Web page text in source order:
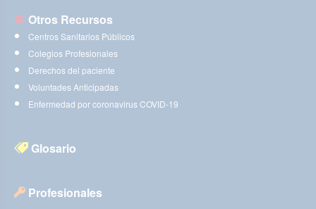
Otros Recursos
Centros Sanitarios Públicos
Colegios Profesionales
Derechos del paciente
Voluntades Anticipadas
Enfermedad por coronavirus COVID-19
Glosario
Profesionales